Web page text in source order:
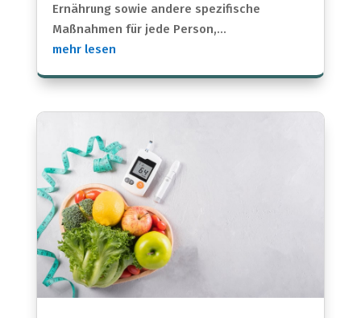
Ernährung sowie andere spezifische
Maßnahmen für jede Person,...
mehr lesen